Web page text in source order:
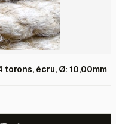
torons, écru, Ø: 10,00mm